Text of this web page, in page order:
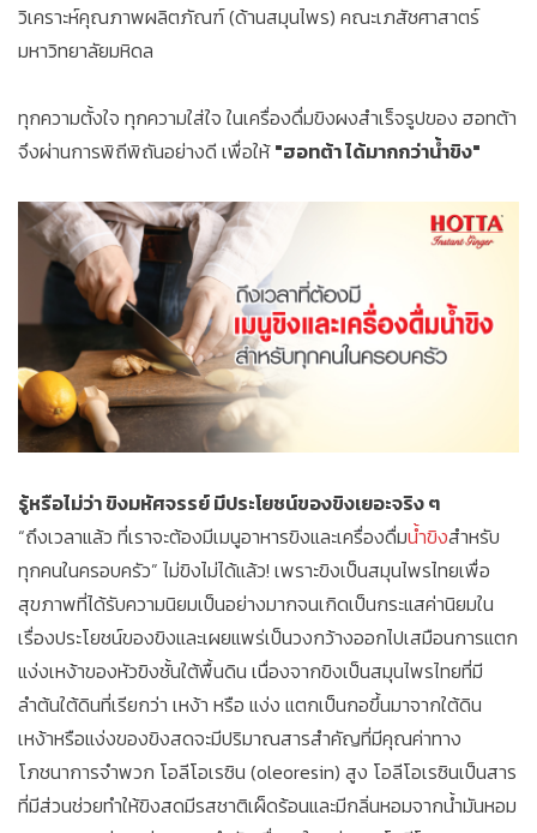
วิเคราะห์คุณภาพผลิตภัณฑ์ (ด้านสมุนไพร) คณะเภสัชศาสาตร์
มหาวิทยาลัยมหิดล
ทุกความตั้งใจ ทุกความใส่ใจ ในเครื่องดื่มขิงผงสำเร็จรูปของ ฮอทต้า
จึงผ่านการพิถีพิถันอย่างดี เพื่อให้"ฮอทต้า ได้มากกว่าน้ำขิง"
รู้หรือไม่ว่า ขิงมหัศจรรย์ มีประโยชน์ของขิงเยอะจริง ๆ
“ถึงเวลาแล้ว ที่เราจะต้องมีเมนูอาหารขิงและเครื่องดื่มน้ำขิงสำหรับ
ทุกคนในครอบครัว” ไม่ขิงไม่ได้แล้ว! เพราะขิงเป็นสมุนไพรไทยเพื่อ
สุขภาพที่ได้รับความนิยมเป็นอย่างมากจนเกิดเป็นกระแสค่านิยมใน
เรื่องประโยชน์ของขิงและเผยแพร่เป็นวงกว้างออกไปเสมือนการแตก
แง่งเหง้าของหัวขิงชั้นใต้พื้นดิน เนื่องจากขิงเป็นสมุนไพรไทยที่มี
ลำต้นใต้ดินที่เรียกว่า เหง้า หรือ แง่ง แตกเป็นกอขึ้นมาจากใต้ดิน
เหง้าหรือแง่งของขิงสดจะมีปริมาณสารสำคัญที่มีคุณค่าทาง
โภชนาการจำพวก โอลีโอเรซิน (oleoresin) สูง โอลีโอเรซินเป็นสาร
ที่มีส่วนช่วยทำให้ขิงสดมีรสชาติเผ็ดร้อนและมีกลิ่นหอมจากน้ำมันหอม